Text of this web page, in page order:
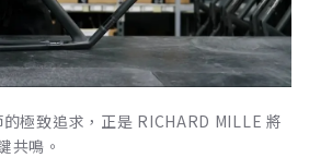
極致追求，正是 RICHARD MILLE 將
共鳴。